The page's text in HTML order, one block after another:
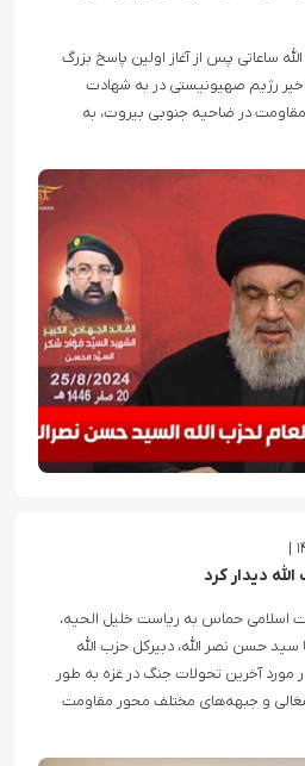
ساعاتی پس از آغاز اولین پاسخ بزرگ
رژیم صهیونیستی در به شهادت
مقاومت در ضاحیه جنوبی بیروت، به
دیدار کرد
اسلامی حماس به ریاست خلیل الحیه،
حسن نصر الله، دبیرکل حزب الله
مورد آخرین تحولات جنگ در غزه به طور
و جبهه‌های مختلف محور مقاومت